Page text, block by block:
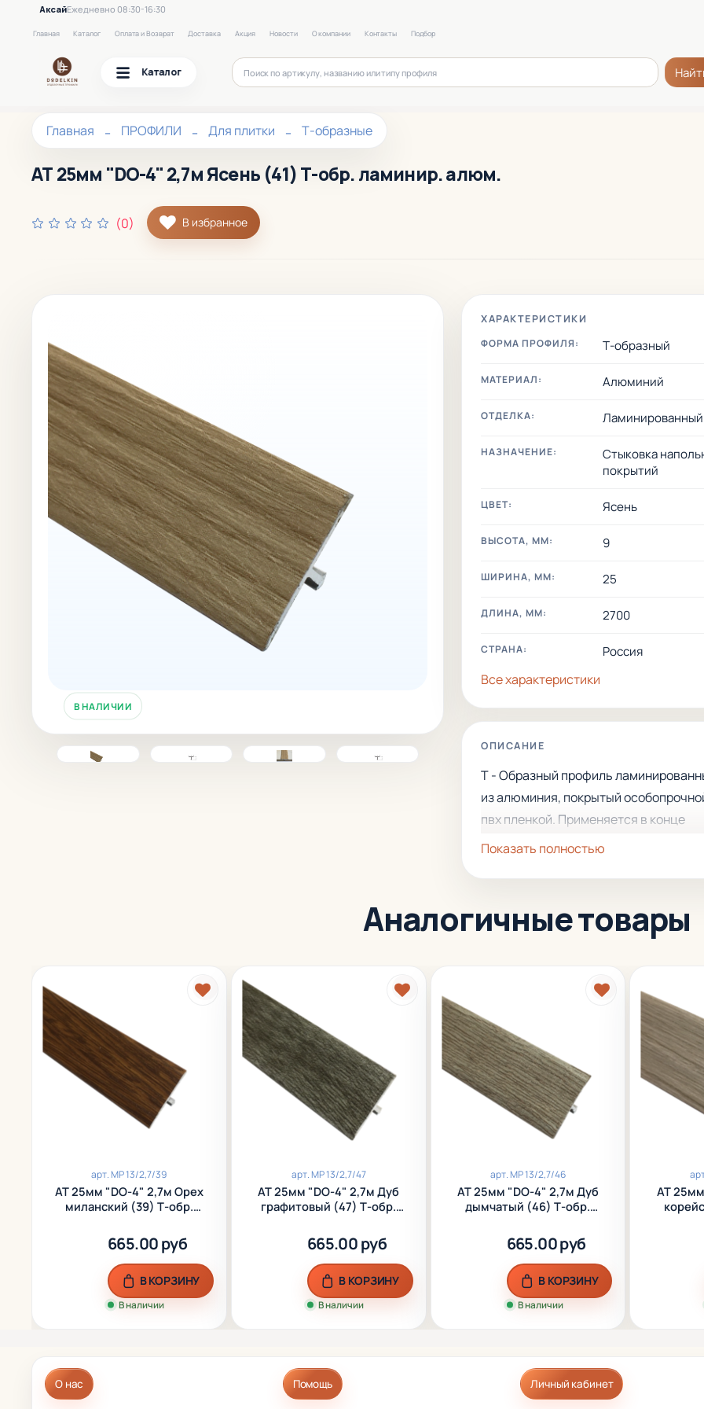
АксайЕжедневно 08:30-16:30
Главная Каталог Оплата и Возврат Доставка Акция Новости О компании Контакты Подбор
Каталог
Главная ПРОФИЛИ Для плитки Т-образные
АТ 25мм "DO-4" 2,7м Ясень (41) Т-обр. ламинир. алюм.
(0) В избранное
В НАЛИЧИИ
ХАРАКТЕРИСТИКИ
ФОРМА ПРОФИЛЯ:
Т-образный
МАТЕРИАЛ: Алюминий
ОТДЕЛКА: Ламинированный
НАЗНАЧЕНИЕ:
Стыковка
покрытий
ЦВЕТ: Ясень
ВЫСОТА, ММ: 9
ШИРИНА, ММ: 25
ДЛИНА, ММ: 2700
СТРАНА: Россия
Все характеристики
ОПИСАНИЕ
Т - Образный профиль
из алюминия, покрытый
пвх пленкой. Применяется в конце
укладки двух полов одинакового
Показать полностью
Аналогичные товары
арт.МР 13/2,7/39
АТ 25мм "DO-4" 2,7м Орех
миланский (39) Т-обр.
665.00 руб
В наличии
В КОРЗИНУ
арт.МР 13/2,7/47
АТ 25мм "DO-4" 2,7м Дуб
графитовый (47) Т-обр.
665.00 руб
В наличии
В КОРЗИНУ
арт.МР 13/2,7/46
АТ 25мм "DO-4" 2,7м Дуб
дымчатый (46) Т-обр.
665.00 руб
В наличии
В КОРЗИНУ
АТ
О нас Помощь Личный кабинет